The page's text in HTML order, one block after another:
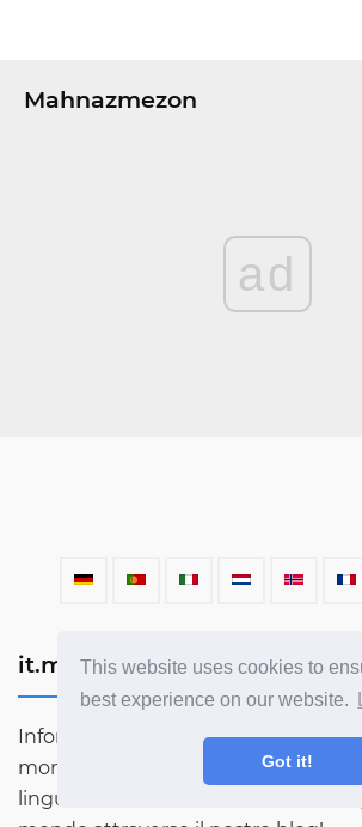
This website uses cookies to
best experience on our website.
Got it!
Mahnazmezon
ad
it.mahnazmezon.com
Informazioni utili su tutte le scienze
mondo. Chimica, matematica, fisica,
lingue, letteratura e molto altro.